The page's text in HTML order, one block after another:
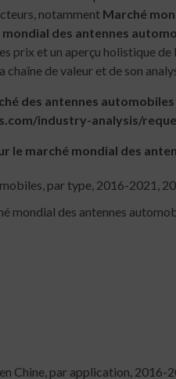
notamment Marché
des antennes
prix et un aperçu holistique
de valeur et de son
des antennes
industry-analysis/
le marché mondial des
par type, 2016-2021,
mondial des antennes
Chine, par application,